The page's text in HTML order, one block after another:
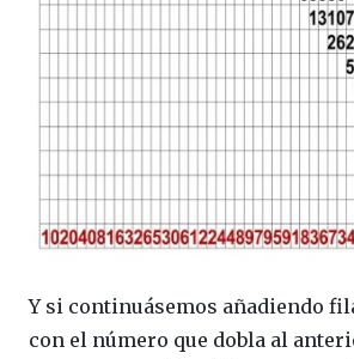
Y si continuásemos añadiendo
con el número que dobla al